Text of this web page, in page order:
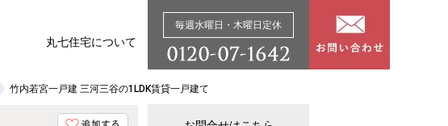
丸七住宅について
毎週水曜日・木曜日定休
竹内若宮一戸建 三河三谷の1LDK賃貸一戸建て